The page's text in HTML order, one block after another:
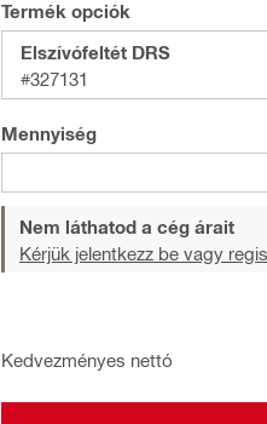
Termék opciók
Elszívófeltét DRS
#327131
Mennyiség
Nem láthatod a cég árait
Kérjük jelentkezz be vagy
Kedvezményes nettó